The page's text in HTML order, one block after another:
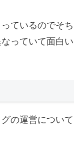
ているのでそ
っていて面白い
の運営について